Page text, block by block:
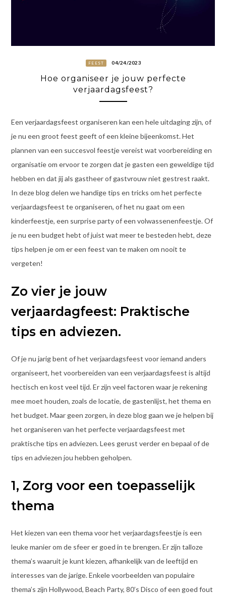
FEEST 04/24/2023
Hoe organiseer je jouw perfecte
verjaardagsfeest?
Een verjaardagsfeest organiseren kan een hele uitdaging zijn, of
je nu een groot feest geeft of een kleine bijeenkomst. Het
plannen van een succesvol feestje vereist wat voorbereiding en
organisatie om ervoor te zorgen dat je gasten een geweldige tijd
hebben en dat jij als gastheer of gastvrouw niet gestrest raakt.
In deze blog delen we handige tips en tricks om het perfecte
verjaardagsfeest te organiseren, of het nu gaat om een
kinderfeestje, een surprise party of een volwassenenfeestje. Of
je nu een budget hebt of juist wat meer te besteden hebt, deze
tips helpen je om er een feest van te maken om nooit te
vergeten!
Zo vier je jouw
verjaardagfeest: Praktische
tips en adviezen.
Of je nu jarig bent of het verjaardagsfeest voor iemand anders
organiseert, het voorbereiden van een verjaardagsfeest is altijd
hectisch en kost veel tijd. Er zijn veel factoren waar je rekening
mee moet houden, zoals de locatie, de gastenlijst, het thema en
het budget. Maar geen zorgen, in deze blog gaan we je helpen bij
het organiseren van het perfecte verjaardagsfeest met
praktische tips en adviezen. Lees gerust verder en bepaal of de
tips en adviezen jou hebben geholpen.
1, Zorg voor een toepasselijk
thema
Het kiezen van een thema voor het verjaardagsfeestje is een
leuke manier om de sfeer er goed in te brengen. Er zijn talloze
thema’s waaruit je kunt kiezen, afhankelijk van de leeftijd en
interesses van de jarige. Enkele voorbeelden van populaire
thema’s zijn Hollywood, Beach Party, 80’s Disco of een goed fout